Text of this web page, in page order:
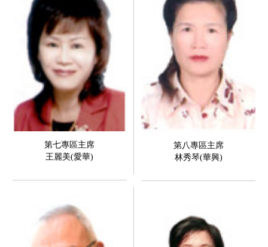
第七專區主席
王麗美(愛華)
第八專區主席
林秀琴(華興)